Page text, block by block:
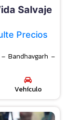
Salvaje
Precios
Bandhavgarh –
Vehículo